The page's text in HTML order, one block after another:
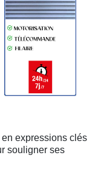
expressions clés
souligner ses